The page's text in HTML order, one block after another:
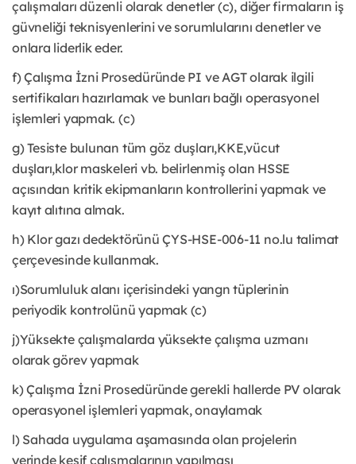
çalışmaları düzenli olarak denetler (c), diğer firmaların iş
güvneliği teknisyenlerini ve sorumlularını denetler ve
onlara liderlik eder.
f) Çalışma İzni Prosedüründe PI ve AGT olarak ilgili
sertifikaları hazırlamak ve bunları bağlı operasyonel
işlemleri yapmak. (c)
g) Tesiste bulunan tüm göz duşları,KKE,vücut
duşları,klor maskeleri vb. belirlenmiş olan HSSE
açısından kritik ekipmanların kontrollerini yapmak ve
kayıt alıtına almak.
h) Klor gazı dedektörünü ÇYS-HSE-006-11 no.lu talimat
çerçevesinde kullanmak.
ı)Sorumluluk alanı içerisindeki yangn tüplerinin
periyodik kontrolünü yapmak (c)
j)Yüksekte çalışmalarda yüksekte çalışma uzmanı
olarak görev yapmak
k) Çalışma İzni Prosedüründe gerekli hallerde PV olarak
operasyonel işlemleri yapmak, onaylamak
l) Sahada uygulama aşamasında olan projelerin
yerinde keşif çalışmalarının yapılması